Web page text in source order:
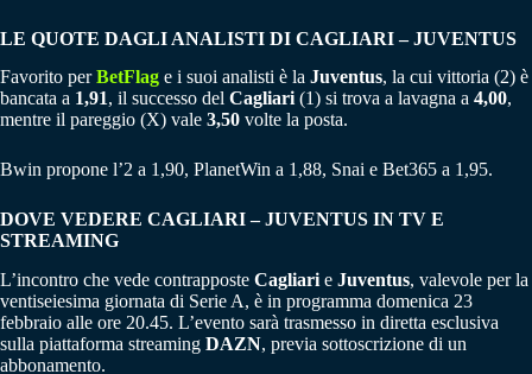
LE QUOTE DAGLI ANALISTI DI CAGLIARI – JUVENTUS
Favorito perBetFlag e i suoi analisti è la Juventus, la cui vittoria (2) è
bancata a 1,91, il successo del Cagliari(1) si trova a lavagna a 4,00,
mentre il pareggio (X) vale 3,50 volte la posta.
Bwin propone l’2 a 1,90, PlanetWin a 1,88, Snai e Bet365 a 1,95.
DOVE VEDERE CAGLIARI – JUVENTUS IN TV E
STREAMING
L’incontro che vede contrapposte Cagliari e Juventus, valevole per la
ventiseiesima giornata di Serie A, è in programma domenica 23
febbraio alle ore 20.45. L’evento sarà trasmesso in diretta esclusiva
sulla piattaforma streaming DAZN, previa sottoscrizione di un
abbonamento.